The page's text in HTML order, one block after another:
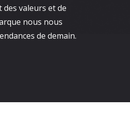
des valeurs et de
nous nous
de demain.